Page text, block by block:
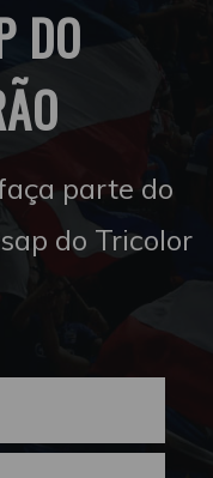
DO
parte do
do Tricolor